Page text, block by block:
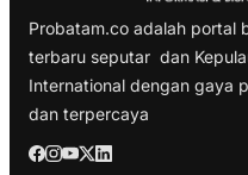
Probatam.co adalah portal
terbaru seputar dan
International dengan gaya
dan terpercaya